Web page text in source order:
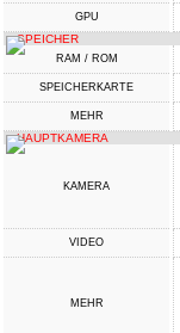
GPU
SPEICHER
RAM / ROM
SPEICHERKARTE
MEHR
HAUPTKAMERA
KAMERA
VIDEO
MEHR